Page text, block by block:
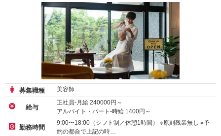
募集職種 美容師
給与
正社員-月給 240000円～
アルバイト・パート-時給 1400円～
勤務時間
9:00〜18:00（シフト制／休憩1時間） ※原則残業無し ※予
約の都合で上記の時…